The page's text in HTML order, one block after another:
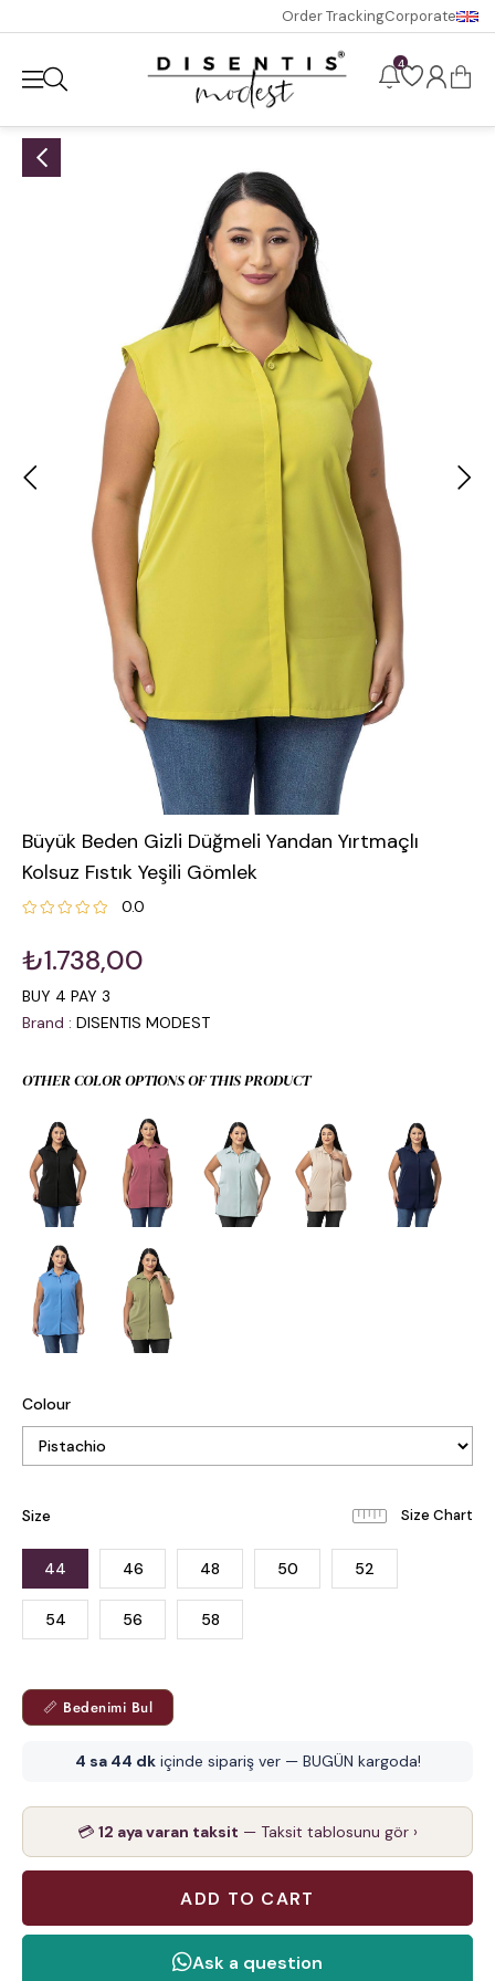
Order TrackingCorporate
4
Büyük Beden Gizli Düğmeli Yandan Yırtmaçlı
Kolsuz Fıstık Yeşili Gömlek
0.0
₺1.738,00
BUY 4 PAY 3
Brand : DISENTIS MODEST
OTHER COLOR OPTIONS OF THIS PRODUCT
Colour
Size
44 46 48 50 52
54 56 58
📏 Bedenimi Bul
4 sa 44 dkiçinde sipariş ver — BUGÜN kargoda!
💳 12 aya varan taksit — Taksit tablosunu gör ›